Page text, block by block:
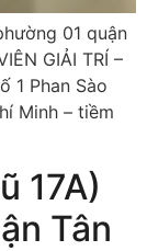
01 quận
GIẢI TRÍ –
1 Phan Sào
Minh – tiềm
17A)
Tân